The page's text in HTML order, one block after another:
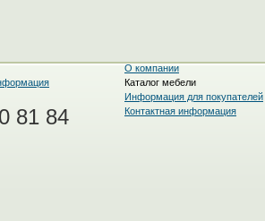
81 84
О компании
Каталог мебели
Информация для покупателей
Контактная информация